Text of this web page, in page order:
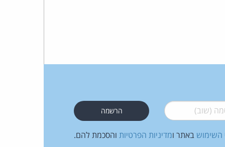
(שוב)*
השימוש באתר ומדיניות הפרטיות והסכמת להם.